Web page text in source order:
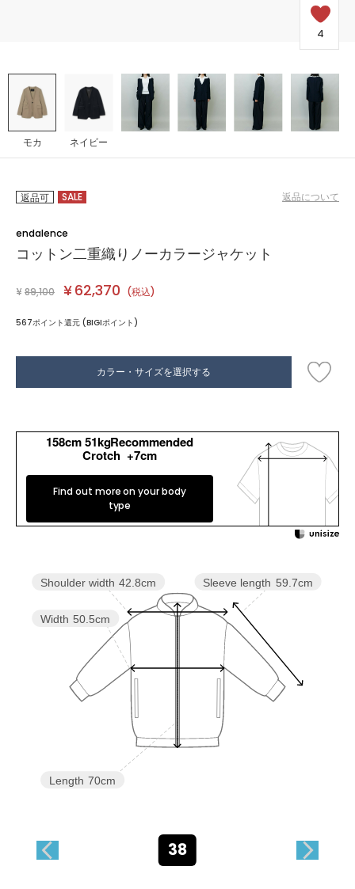
お問い合わせ
4
モカ ネイビー
返品可 SALE 返品について
endalence
コットン二重織りノーカラージャケット
¥ 89,100 ¥62,370 (税込)
567ポイント還元 (BIGIポイント)
カラー・サイズを選択する
158cm 51kgRecommended
Crotch +7cm
Find out more on your body
type
Sleeve length 59.7cm
Length 70cm
Width 50.5cm
Shoulder width 42.8cm
38